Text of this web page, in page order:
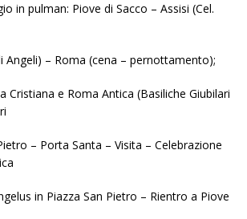
in pulman: Piove di Sacco – Assisi (Cel.
Angeli) – Roma (cena – pernottamento);
Cristiana e Roma Antica (Basiliche Giubilari
– Porta Santa – Visita – Celebrazione
in Piazza San Pietro – Rientro a Piove